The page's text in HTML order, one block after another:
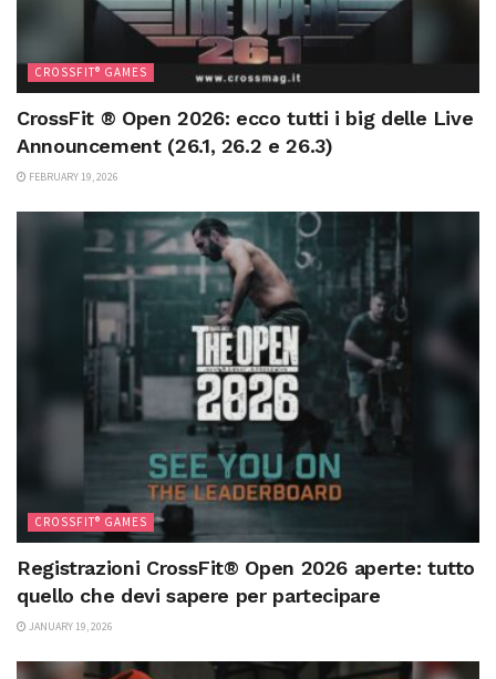
CROSSFIT® GAMES
CrossFit ® Open 2026: ecco tutti i big delle Live
Announcement (26.1, 26.2 e 26.3)
FEBRUARY 19, 2026
CROSSFIT® GAMES
Registrazioni CrossFit® Open 2026 aperte: tutto
quello che devi sapere per partecipare
JANUARY 19, 2026